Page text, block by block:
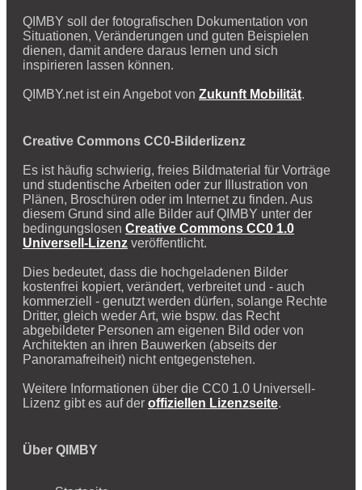
QIMBY soll der fotografischen Dokumentation von
Situationen, Veränderungen und guten Beispielen
dienen, damit andere daraus lernen und sich
inspirieren lassen können.
QIMBY.net ist ein Angebot von Zukunft Mobilität.
Creative Commons CC0-Bilderlizenz
Es ist häufig schwierig, freies Bildmaterial für Vorträge
und studentische Arbeiten oder zur Illustration von
Plänen, Broschüren oder im Internet zu finden. Aus
diesem Grund sind alle Bilder auf QIMBY unter der
bedingungslosen Creative Commons CC0 1.0
Universell-Lizenz veröffentlicht.
Dies bedeutet, dass die hochgeladenen Bilder
kostenfrei kopiert, verändert, verbreitet und - auch
kommerziell - genutzt werden dürfen, solange Rechte
Dritter, gleich weder Art, wie bspw. das Recht
abgebildeter Personen am eigenen Bild oder von
Architekten an ihren Bauwerken (abseits der
Panoramafreiheit) nicht entgegenstehen.
Weitere Informationen über die CC0 1.0 Universell-
Lizenz gibt es auf der offiziellen Lizenzseite.
Über QIMBY